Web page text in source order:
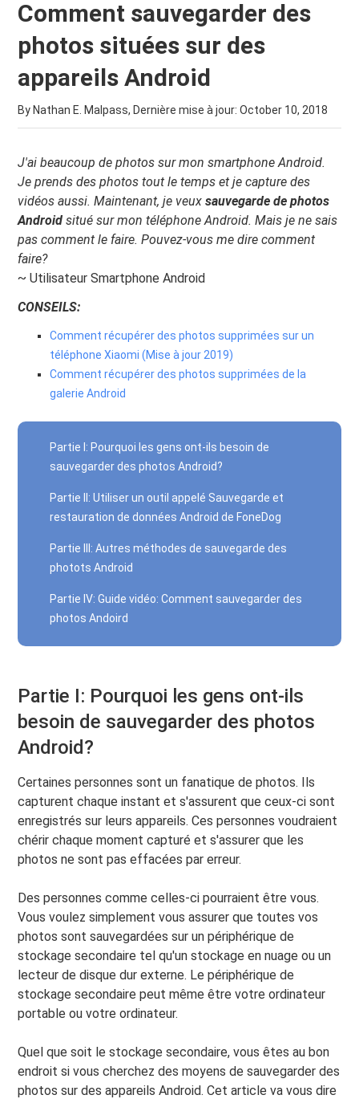
Comment sauvegarder des
photos situées sur des
appareils Android
By Nathan E. Malpass, Dernière mise à jour:October 10, 2018
J'ai beaucoup de photos sur mon smartphone Android.
Je prends des photos tout le temps et je capture des
vidéos aussi. Maintenant, je veuxsauvegarde de photos
Android situé sur mon téléphone Android. Mais je ne sais
pas comment le faire. Pouvez-vous me dire comment
faire?
~ Utilisateur Smartphone Android
CONSEILS:
Comment récupérer des photos supprimées sur un
téléphone Xiaomi (Mise à jour 2019)
Comment récupérer des photos supprimées de la
galerie Android
Partie I: Pourquoi les gens ont-ils besoin de
sauvegarder des photos Android?
Partie II: Utiliser un outil appelé Sauvegarde et
restauration de données Android de FoneDog
Partie III: Autres méthodes de sauvegarde des
photots Android
Partie IV: Guide vidéo: Comment sauvegarder des
photos Andoird
Partie I: Pourquoi les gens ont-ils
besoin de sauvegarder des photos
Android?
Certaines personnes sont un fanatique de photos. Ils
capturent chaque instant et s'assurent que ceux-ci sont
enregistrés sur leurs appareils. Ces personnes voudraient
chérir chaque moment capturé et s'assurer que les
photos ne sont pas effacées par erreur.
Des personnes comme celles-ci pourraient être vous.
Vous voulez simplement vous assurer que toutes vos
photos sont sauvegardées sur un périphérique de
stockage secondaire tel qu'un stockage en nuage ou un
lecteur de disque dur externe. Le périphérique de
stockage secondaire peut même être votre ordinateur
portable ou votre ordinateur.
Quel que soit le stockage secondaire, vous êtes au bon
endroit si vous cherchez des moyens de sauvegarder des
photos sur des appareils Android. Cet article va vous dire